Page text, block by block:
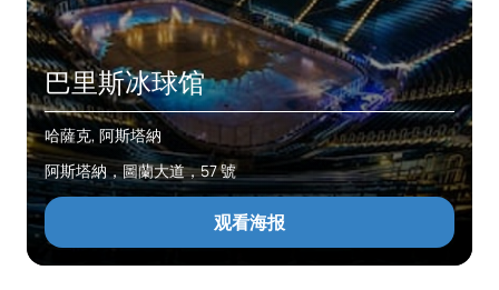
巴里斯冰球馆
哈薩克, 阿斯塔納
阿斯塔納，圖蘭大道，57 號
观看海报